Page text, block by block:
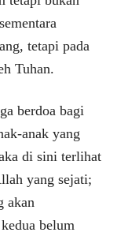
tetapi pada
Tuhan.
berdoa bagi
anak yang
di sini terlihat
yang sejati;
akan
belum